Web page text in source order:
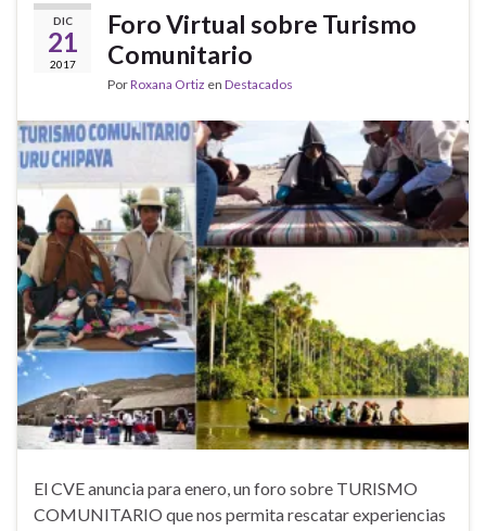
DIC
21
2017
Foro Virtual sobre Turismo
Comunitario
PorRoxana Ortiz en Destacados
El CVE anuncia para enero, un foro sobre TURISMO
COMUNITARIO que nos permita rescatar experiencias